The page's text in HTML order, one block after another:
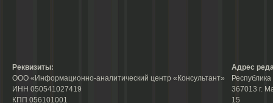
Реквизиты:
ООО «Информационно-аналитический центр «Консультант»
ИНН 050541027419
КПП 056101001
Адрес
367013 г.
15